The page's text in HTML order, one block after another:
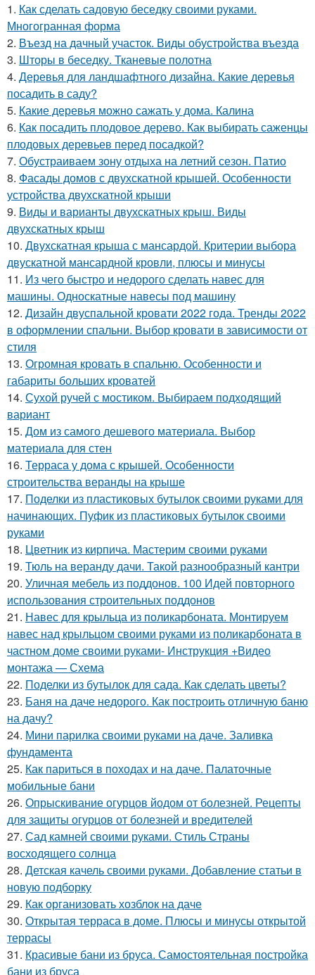
1. Как сделать садовую беседку своими руками.
Многогранная форма
2. Въезд на дачный участок. Виды обустройства въезда
3. Шторы в беседку. Тканевые полотна
4. Деревья для ландшафтного дизайна. Какие деревья
посадить в саду?
5. Какие деревья можно сажать у дома. Калина
6. Как посадить плодовое дерево. Как выбирать саженцы
плодовых деревьев перед посадкой?
7. Обустраиваем зону отдыха на летний сезон. Патио
8. Фасады домов с двухскатной крышей. Особенности
устройства двухскатной крыши
9. Виды и варианты двухскатных крыш. Виды
двухскатных крыш
10. Двухскатная крыша с мансардой. Критерии выбора
двускатной мансардной кровли, плюсы и минусы
11. Из чего быстро и недорого сделать навес для
машины. Односкатные навесы под машину
12. Дизайн двуспальной кровати 2022 года. Тренды 2022
в оформлении спальни. Выбор кровати в зависимости от
стиля
13. Огромная кровать в спальню. Особенности и
габариты больших кроватей
14. Сухой ручей с мостиком. Выбираем подходящий
вариант
15. Дом из самого дешевого материала. Выбор
материала для стен
16. Терраса у дома с крышей. Особенности
строительства веранды на крыше
17. Поделки из пластиковых бутылок своими руками для
начинающих. Пуфик из пластиковых бутылок своими
руками
18. Цветник из кирпича. Мастерим своими руками
19. Тюль на веранду дачи. Такой разнообразный кантри
20. Уличная мебель из поддонов. 100 Идей повторного
использования строительных поддонов
21. Навес для крыльца из поликарбоната. Монтируем
навес над крыльцом своими руками из поликарбоната в
частном доме своими руками- Инструкция +Видео
монтажа — Схема
22. Поделки из бутылок для сада. Как сделать цветы?
23. Баня на даче недорого. Как построить отличную баню
на дачу?
24. Мини парилка своими руками на даче. Заливка
фундамента
25. Как париться в походах и на даче. Палаточные
мобильные бани
26. Опрыскивание огурцов йодом от болезней. Рецепты
для защиты огурцов от болезней и вредителей
27. Сад камней своими руками. Стиль Страны
восходящего солнца
28. Детская качель своими руками. Добавление статьи в
новую подборку
29. Как организовать хозблок на даче
30. Открытая терраса в доме. Плюсы и минусы открытой
террасы
31. Красивые бани из бруса. Самостоятельная постройка
бани из бруса